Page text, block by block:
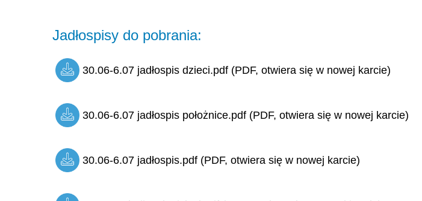
Jadłospisy do pobrania:
30.06-6.07 jadłospis dzieci.pdf (PDF, otwiera się w nowej karcie)
30.06-6.07 jadłospis położnice.pdf (PDF, otwiera się w nowej karcie)
30.06-6.07 jadłospis.pdf (PDF, otwiera się w nowej karcie)